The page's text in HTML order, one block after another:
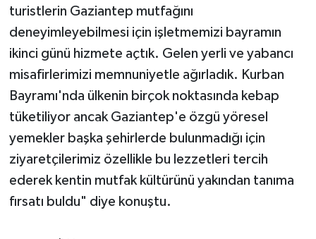
turistlerin Gaziantep mutfağını
deneyimleyebilmesi için işletmemizi bayramın
ikinci günü hizmete açtık. Gelen yerli ve yabancı
misafirlerimizi memnuniyetle ağırladık. Kurban
Bayramı'nda ülkenin birçok noktasında kebap
tüketiliyor ancak Gaziantep'e özgü yöresel
yemekler başka şehirlerde bulunmadığı için
ziyaretçilerimiz özellikle bu lezzetleri tercih
ederek kentin mutfak kültürünü yakından tanıma
fırsatı buldu" diye konuştu.